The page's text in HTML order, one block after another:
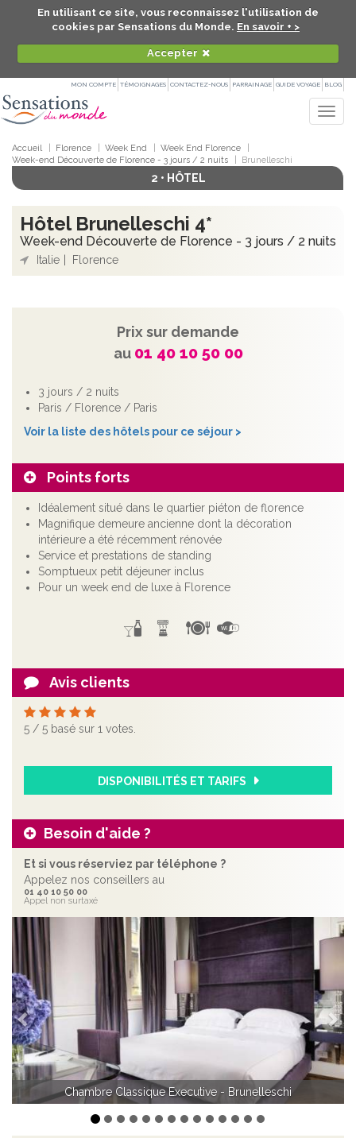
En utilisant ce site, vous reconnaissez l'utilisation de
cookies par Sensations du Monde. En savoir + >
Accepter
MON COMPTE TÉMOIGNAGES CONTACTEZ-NOUS PARRAINAGE GUIDE VOYAGE BLOG
Accueil Florence Week End
Week End Florence
Week-end Découverte de Florence - 3 jours / 2 nuits
Brunelleschi
2 • HÔTEL
Hôtel Brunelleschi 4*
Week-end Découverte de Florence - 3 jours / 2 nuits
Italie Florence
Prix sur demande
au 01 40 10 50 00
3 jours / 2 nuits
Paris / Florence / Paris
Voir la liste des hôtels pour ce séjour >
Points forts
Idéalement situé dans le quartier piéton de florence
Magnifique demeure ancienne dont la décoration
intérieure a été récemment rénovée
Service et prestations de standing
Somptueux petit déjeuner inclus
Pour un week end de luxe à Florence
Avis clients
5 / 5 basé sur 1 votes.
DISPONIBILITÉS ET TARIFS
Besoin d'aide ?
Et si vous réserviez par téléphone ?
Appelez nos conseillers au
01 40 10 50 00
Appel non surtaxé
Chambre Classique Executive - Brunelleschi
Chambre Classique Executive - Brunelleschi
Précédent